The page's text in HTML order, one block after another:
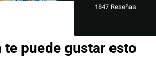
1847 Reseñas
te puede gustar esto